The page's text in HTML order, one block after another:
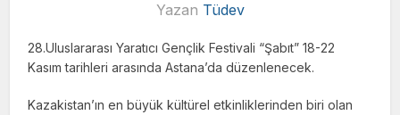
Yazan Tüdev
28.Uluslararası Yaratıcı Gençlik Festivali “Şabıt” 18-22
Kasım tarihleri ​​arasında Astana’da düzenlenecek.
Kazakistan’ın en büyük kültürel etkinliklerinden biri olan